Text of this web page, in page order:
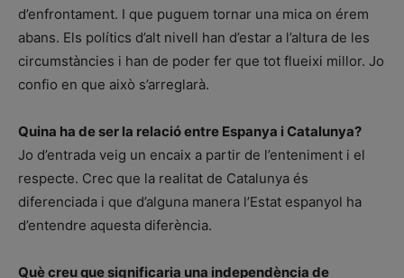
d’enfrontament. I que puguem tornar una mica on érem
abans. Els polítics d’alt nivell han d’estar a l’altura de les
circumstàncies i han de poder fer que tot flueixi millor. Jo
confio en que això s’arreglarà.
Quina ha de ser la relació entre Espanya i Catalunya?
Jo d’entrada veig un encaix a partir de l’enteniment i el
respecte. Crec que la realitat de Catalunya és
diferenciada i que d’alguna manera l’Estat espanyol ha
d’entendre aquesta diferència.
Què creu que significaria una independència de